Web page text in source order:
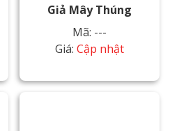
Giả Mây Thúng
Mã: ---
Giá: Cập nhật